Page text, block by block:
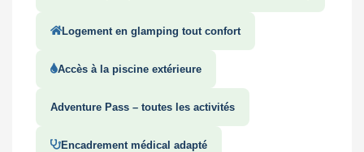
Logement en glamping tout confort
Accès à la piscine extérieure
Adventure Pass – toutes les activités
Encadrement médical adapté